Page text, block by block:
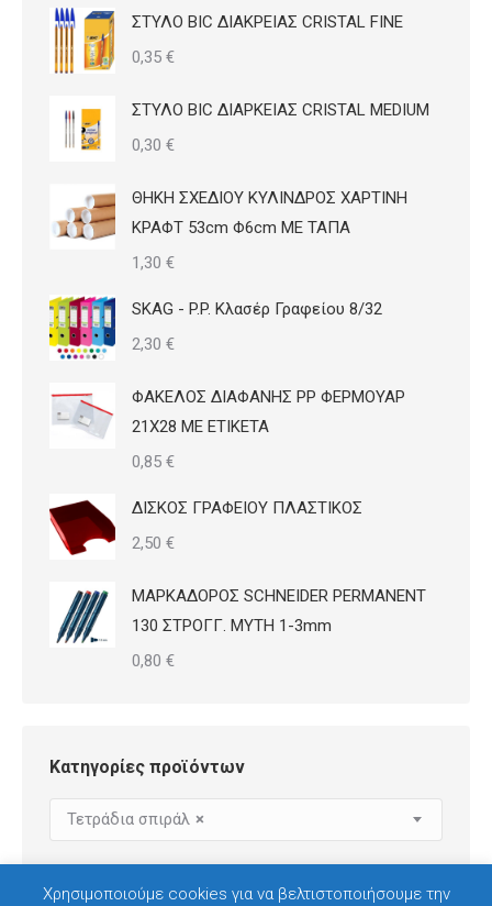
ΣΤΥΛΟ BIC ΔΙΑΚΡΕΙΑΣ CRISTAL FINE
0,35 €
ΣΤΥΛΟ BIC ΔΙΑΡΚΕΙΑΣ CRISTAL MEDIUM
0,30 €
ΘΗΚΗ ΣΧΕΔΙΟΥ ΚΥΛΙΝΔΡΟΣ ΧΑΡΤΙΝΗ
ΚΡΑΦΤ 53cm Φ6cm ΜΕ ΤΑΠΑ
1,30 €
SKAG - P.P. Κλασέρ Γραφείου 8/32
2,30 €
ΦΑΚΕΛΟΣ ΔΙΑΦΑΝΗΣ PP ΦΕΡΜΟΥΑΡ
21Χ28 ΜΕ ΕΤΙΚΕΤΑ
0,85 €
ΔΙΣΚΟΣ ΓΡΑΦΕΙΟΥ ΠΛΑΣΤΙΚΟΣ
2,50 €
ΜΑΡΚΑΔΟΡΟΣ SCHNEIDER PERMANENT
130 ΣΤΡΟΓΓ. ΜΥΤΗ 1-3mm
0,80 €
Κατηγορίες προϊόντων
×
Τετράδια σπιράλ
Χρησιμοποιούμε cookies για να βελτιστοποιήσουμε την